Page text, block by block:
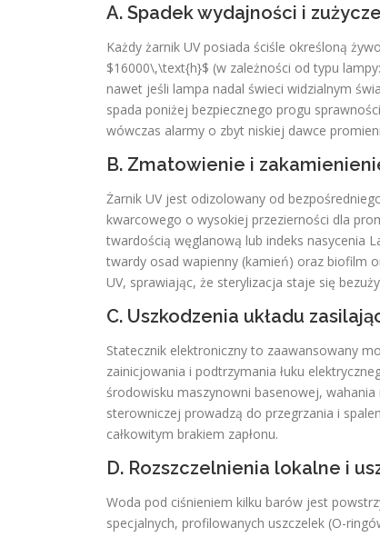
A. Spadek wydajności i
Każdy żarnik UV posiada ściśle określoną
$16000\,\text{h}$ (w zależności od typu
nawet jeśli lampa nadal świeci widzialnym
spada poniżej bezpiecznego progu
wówczas alarmy o zbyt niskiej dawce
B. Zmatowienie i
Żarnik UV jest odizolowany od
kwarcowego o wysokiej przezierności dla
twardością węglanową lub indeks nasycenia
twardy osad wapienny (kamień) oraz biofilm
UV, sprawiając, że sterylizacja staje się
C. Uszkodzenia układu
Statecznik elektroniczny to zaawansowany
zainicjowania i podtrzymania łuku
środowisku maszynowni basenowej,
sterowniczej prowadzą do przegrzania i
całkowitym brakiem zapłonu.
D. Rozszczelnienia lokalne i
Woda pod ciśnieniem kilku barów jest
specjalnych, profilowanych uszczelek (O-